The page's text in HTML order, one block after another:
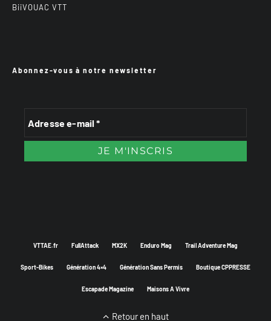
BiiVOUAC VTT
Abonnez-vous à notre newsletter
VTTAE.fr FullAttack MX2K Enduro Mag Trail Adventure Mag
Sport-Bikes Génération 4×4 Génération Sans Permis Boutique CPPRESSE
Escapade Magazine Maisons A Vivre
Retour en haut